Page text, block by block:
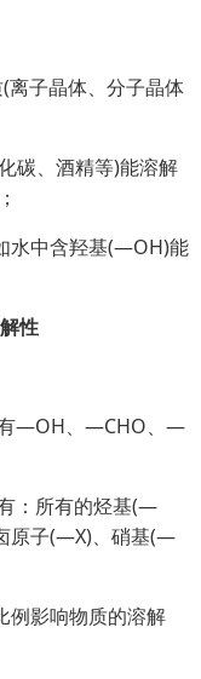
离子晶体、分子晶体
碳、酒精等)能溶解
水中含羟基(—OH)能
性
有—OH、—CHO、—
：所有的烃基(—
原子(—X)、硝基(—
例影响物质的溶解